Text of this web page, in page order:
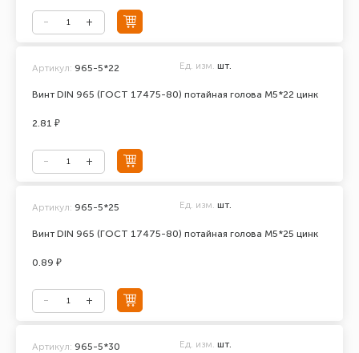
Винт DIN 965 (ГОСТ 17475-80) потайная голова М5*22 цинк
Артикул: 965-5*22 Ед. изм. шт.
2.81 ₽
Винт DIN 965 (ГОСТ 17475-80) потайная голова М5*25 цинк
Артикул: 965-5*25 Ед. изм. шт.
0.89 ₽
Артикул: 965-5*30 Ед. изм. шт.